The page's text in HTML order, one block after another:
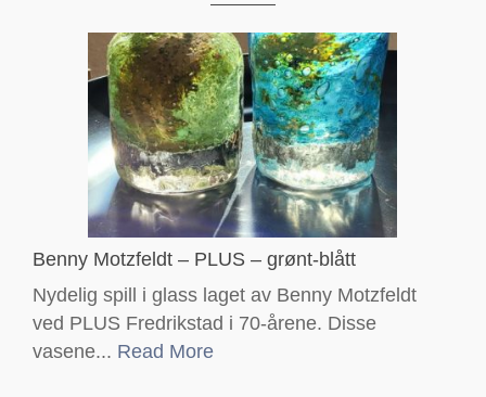
Benny Motzfeldt – PLUS – grønt-blått
Nydelig spill i glass laget av Benny Motzfeldt
ved PLUS Fredrikstad i 70-årene. Disse
vasene... Read More